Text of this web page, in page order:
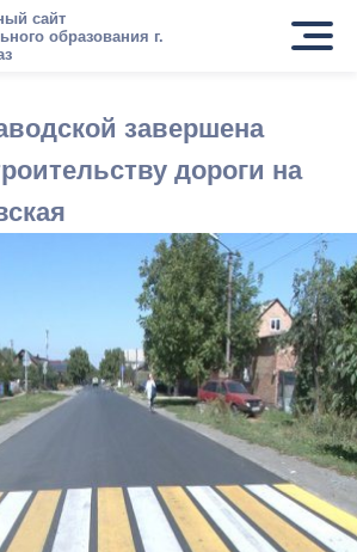
сайт
образования г.
завершена
дороги на